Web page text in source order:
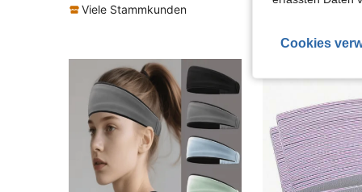
Viele Stammkunden
Cookies